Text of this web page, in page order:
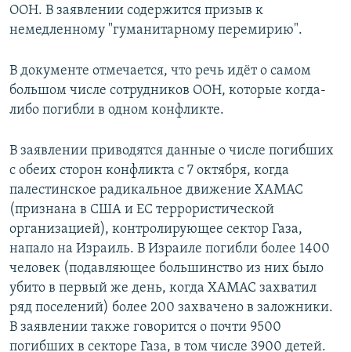
ООН. В заявлении содержится призыв к
немедленному "гуманитарному перемирию".
В документе отмечается, что речь идёт о самом
большом числе сотрудников ООН, которые когда-
либо погибли в одном конфликте.
В заявлении приводятся данные о числе погибших
с обеих сторон конфликта с 7 октября, когда
палестинское радикальное движение ХАМАС
(признана в США и ЕС террористической
организацией), контролирующее сектор Газа,
напало на Израиль. В Израиле погибли более 1400
человек (подавляющее большинство из них было
убито в первый же день, когда ХАМАС захватил
ряд поселений) более 200 захвачено в заложники.
В заявлении также говорится о почти 9500
погибших в секторе Газа, в том числе 3900 детей.